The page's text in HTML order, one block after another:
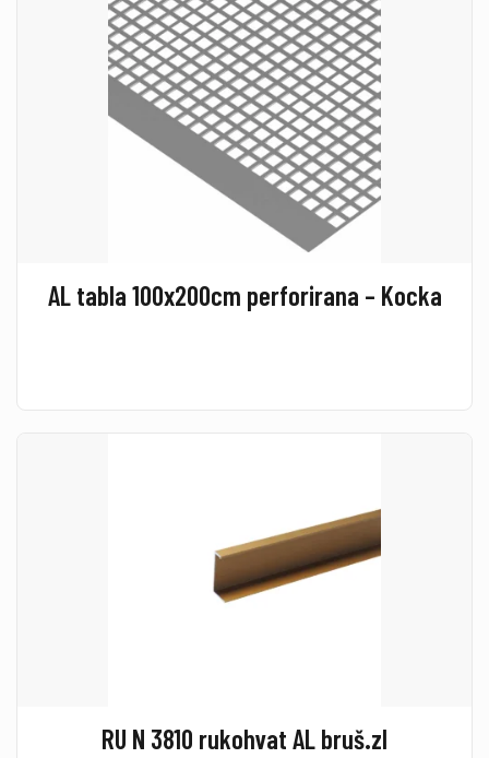
AL tabla 100x200cm perforirana – Kocka
RU N 3810 rukohvat AL bruš.zl